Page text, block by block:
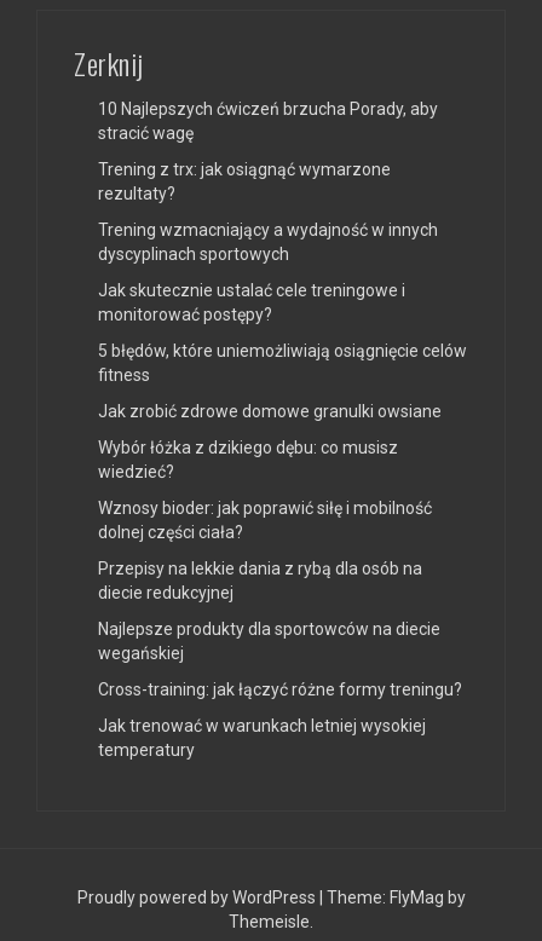
Zerknij
10 Najlepszych ćwiczeń brzucha Porady, aby
stracić wagę
Trening z trx: jak osiągnąć wymarzone
rezultaty?
Trening wzmacniający a wydajność w innych
dyscyplinach sportowych
Jak skutecznie ustalać cele treningowe i
monitorować postępy?
5 błędów, które uniemożliwiają osiągnięcie celów
fitness
Jak zrobić zdrowe domowe granulki owsiane
Wybór łóżka z dzikiego dębu: co musisz
wiedzieć?
Wznosy bioder: jak poprawić siłę i mobilność
dolnej części ciała?
Przepisy na lekkie dania z rybą dla osób na
diecie redukcyjnej
Najlepsze produkty dla sportowców na diecie
wegańskiej
Cross-training: jak łączyć różne formy treningu?
Jak trenować w warunkach letniej wysokiej
temperatury
Proudly powered by WordPress Theme: FlyMag by
Themeisle.